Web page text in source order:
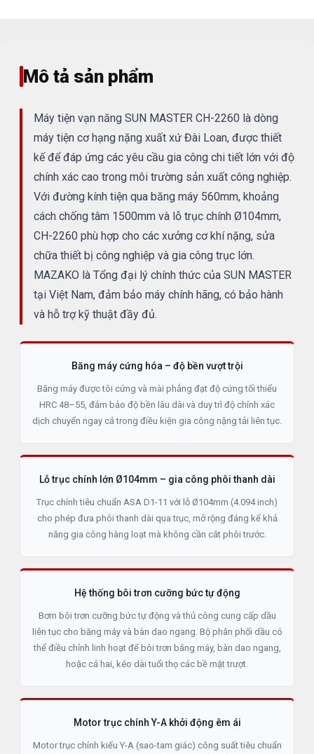
Mô tả sản phẩm
Máy tiện vạn năng SUN MASTER CH-2260 là dòng
máy tiện cơ hạng nặng xuất xứ Đài Loan, được thiết
kế để đáp ứng các yêu cầu gia công chi tiết lớn với độ
chính xác cao trong môi trường sản xuất công nghiệp.
Với đường kính tiện qua băng máy 560mm, khoảng
cách chống tâm 1500mm và lỗ trục chính Ø104mm,
CH-2260 phù hợp cho các xưởng cơ khí nặng, sửa
chữa thiết bị công nghiệp và gia công trục lớn.
MAZAKO là Tổng đại lý chính thức của SUN MASTER
tại Việt Nam, đảm bảo máy chính hãng, có bảo hành
và hỗ trợ kỹ thuật đầy đủ.
Băng máy cứng hóa – độ bền vượt trội
Băng máy được tôi cứng và mài phẳng đạt độ cứng tối thiểu
HRC 48–55, đảm bảo độ bền lâu dài và duy trì độ chính xác
dịch chuyển ngay cả trong điều kiện gia công nặng tải liên tục.
Lỗ trục chính lớn Ø104mm – gia công phôi thanh dài
Trục chính tiêu chuẩn ASA D1-11 với lỗ Ø104mm (4.094 inch)
cho phép đưa phôi thanh dài qua trục, mở rộng đáng kể khả
năng gia công hàng loạt mà không cần cắt phôi trước.
Hệ thống bôi trơn cưỡng bức tự động
Bơm bôi trơn cưỡng bức tự động và thủ công cung cấp dầu
liên tục cho băng máy và bàn dao ngang. Bộ phân phối dầu có
thể điều chỉnh linh hoạt để bôi trơn băng máy, bàn dao ngang,
hoặc cả hai, kéo dài tuổi thọ các bề mặt trượt.
Motor trục chính Y-A khởi động êm ái
Motor trục chính kiểu Y-A (sao-tam giác) công suất tiêu chuẩn